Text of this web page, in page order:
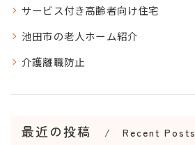
サービス付き高齢者向け住宅
池田市の老人ホーム紹介
介護離職防止
最近の投稿 Recent Posts